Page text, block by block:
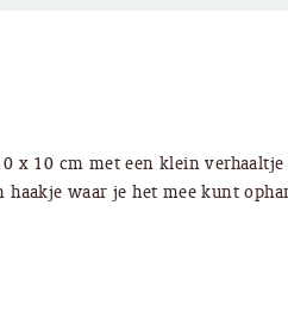
x 10 cm met een klein
waar je het mee kunt